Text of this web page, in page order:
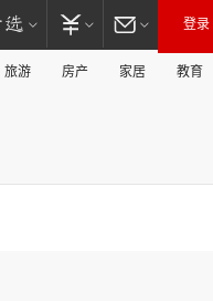
登录
旅游 房产 家居 教育